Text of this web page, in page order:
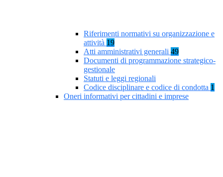
Riferimenti normativi su organizzazione e
attività 19
Atti amministrativi generali 49
Documenti di programmazione strategico-
gestionale
Statuti e leggi regionali
Codice disciplinare e codice di condotta 1
Oneri informativi per cittadini e imprese